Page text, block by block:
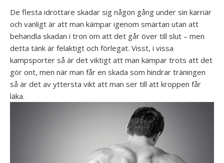
De flesta idrottare skadar sig någon gång under sin karriär
och vanligt är att man kämpar igenom smärtan utan att
behandla skadan i tron om att det går över till slut – men
detta tänk är felaktigt och förlegat. Visst, i vissa
kampsporter så är det viktigt att man kämpar trots att det
gör ont, men när man får en skada som hindrar träningen
så är det av yttersta vikt att man ser till att kroppen får
läka.